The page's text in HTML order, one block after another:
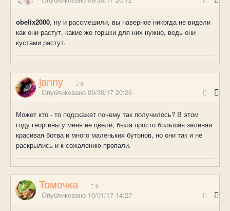
obelix2000, ну и рассмешили, вы наверное никогда не видели
как они растут, какие же горшки для них нужно, ведь они
кустами растут.
janny 0
Опубликовано 09/30/17 20:26
Может кто - то подскажет почему так получилось? В этом
году георгины у меня не цвели, была просто большая зеленая
красивая ботва и много маленьких бутонов, но они так и не
раскрылись и к сожалению пропали.
Томочка 0
Опубликовано 10/01/17 14:27